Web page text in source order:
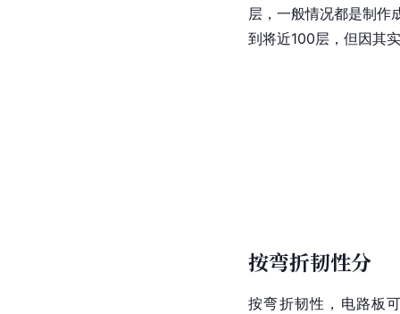
层，一般情况都是制作
到将近100层，但因其
按弯折韧性分
按弯折韧性，电路板